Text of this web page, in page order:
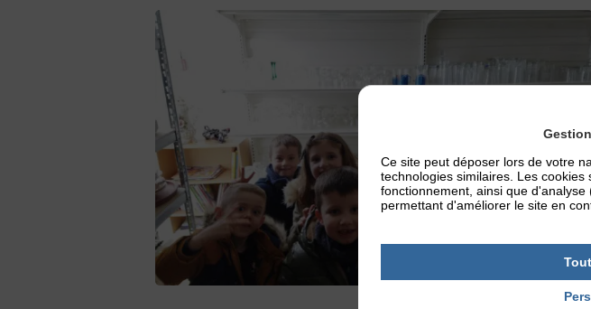
Ce site peut déposer lors de votre
technologies similaires. Les
fonctionnement, ainsi que
permettant d'améliorer le site en